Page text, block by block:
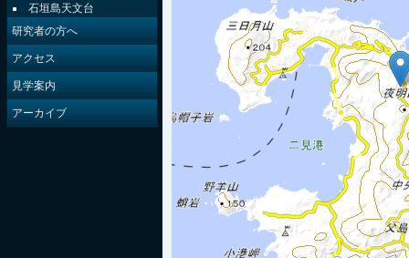
石垣島天文台
研究者の方へ
アクセス
見学案内
アーカイブ